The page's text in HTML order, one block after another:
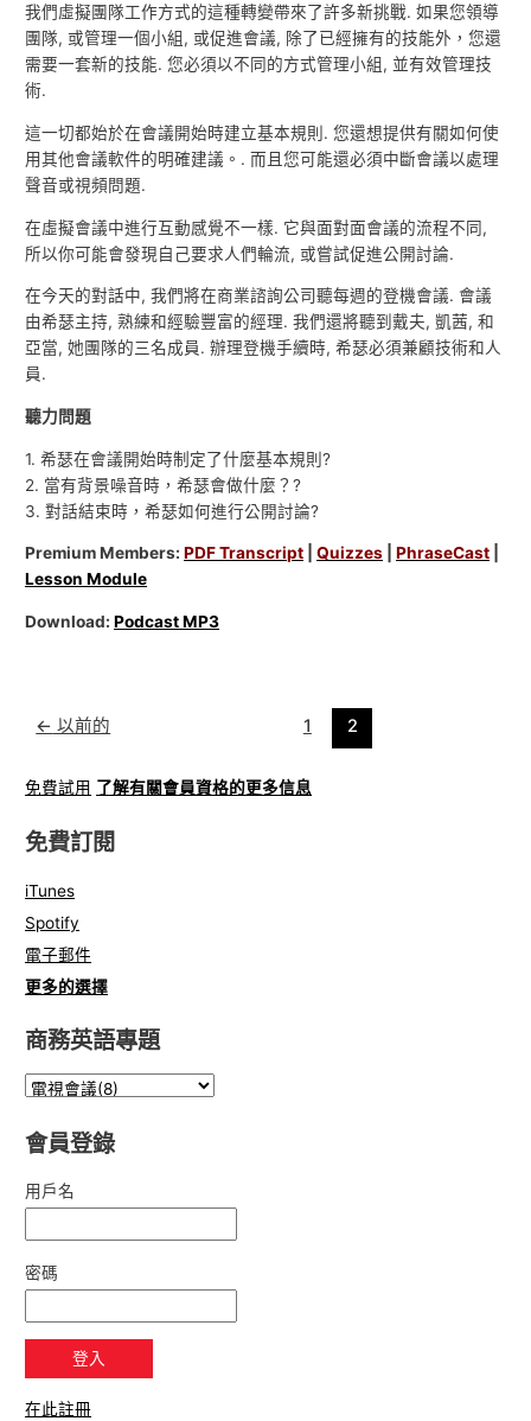
我們虛擬團隊工作方式的這種轉變帶來了許多新挑戰. 如果您領導
團隊, 或管理一個小組, 或促進會議, 除了已經擁有的技能外，您還
需要一套新的技能. 您必須以不同的方式管理小組, 並有效管理技
術.
這一切都始於在會議開始時建立基本規則. 您還想提供有關如何使
用其他會議軟件的明確建議。. 而且您可能還必須中斷會議以處理
聲音或視頻問題.
在虛擬會議中進行互動感覺不一樣. 它與面對面會議的流程不同,
所以你可能會發現自己要求人們輪流, 或嘗試促進公開討論.
在今天的對話中, 我們將在商業諮詢公司聽每週的登機會議. 會議
由希瑟主持, 熟練和經驗豐富的經理. 我們還將聽到戴夫, 凱茜, 和
亞當, 她團隊的三名成員. 辦理登機手續時, 希瑟必須兼顧技術和人
員.
聽力問題
1. 希瑟在會議開始時制定了什麼基本規則?
2. 當有背景噪音時，希瑟會做什麼？?
3. 對話結束時，希瑟如何進行公開討論?
Premium Members:PDF Transcript |Quizzes |PhraseCast
Lesson Module
Download:Podcast MP3
← 以前的 1 2
免費試用 了解有關會員資格的更多信息
免費訂閱
iTunes
Spotify
電子郵件
更多的選擇
商務英語專題
會員登錄
用戶名
密碼
在此註冊